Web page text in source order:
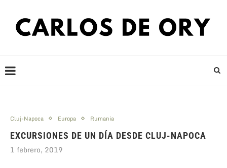
Cluj-Napoca Europa Rumania
EXCURSIONES DE UN DÍA DESDE CLUJ-NAPOCA
1 febrero, 2019